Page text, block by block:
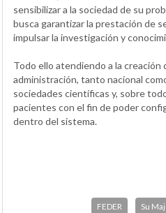
sensibilizar a la sociedad de su
busca garantizar la prestación de
impulsar la investigación y
Todo ello atendiendo a la creación
administración, tanto nacional
sociedades científicas y, sobre
pacientes con el fin de poder
dentro del sistema.
FEDER Su